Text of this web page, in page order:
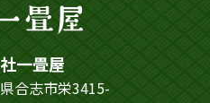
一畳屋
合志市栄3415-